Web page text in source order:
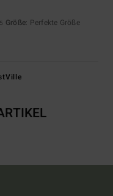
Größe: Perfekte Größe